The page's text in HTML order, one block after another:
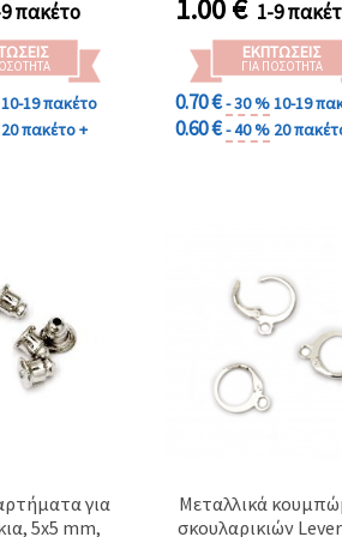
πακέτο
10-19 πακέτο
20 πακέτο +
1.00€ 1-9
ΕΚΠΤΏΣΕΙΣ
ΓΙΑ ΠΟΣΌΤΗΤΑ
0.70 €- 30 %10-19
0.60 €- 40 % 20
για
5x5 mm,
Μεταλλικά
σκουλαρικιών